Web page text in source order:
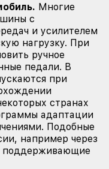
Многие
с
и усилителем
нагрузку. При
ручное
педали. В
при
странах
адаптации
Подобные
например через
поддерживающие